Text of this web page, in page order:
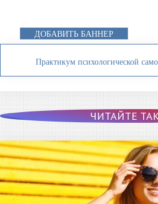
ДОБАВИТЬ БАННЕР
Практикум психологической
ЧИТАЙТЕ